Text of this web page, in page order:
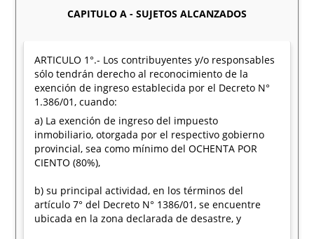
CAPITULO A - SUJETOS ALCANZADOS
ARTICULO 1°.- Los contribuyentes y/o responsables
sólo tendrán derecho al reconocimiento de la
exención de ingreso establecida por el Decreto N°
1.386/01, cuando:
a) La exención de ingreso del impuesto
inmobiliario, otorgada por el respectivo gobierno
provincial, sea como mínimo del OCHENTA POR
CIENTO (80%),
b) su principal actividad, en los términos del
artículo 7° del Decreto N° 1386/01, se encuentre
ubicada en la zona declarada de desastre, y